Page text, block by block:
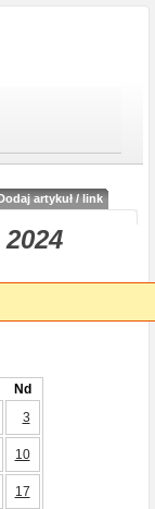
artykuł / link
Nd
3
10
17